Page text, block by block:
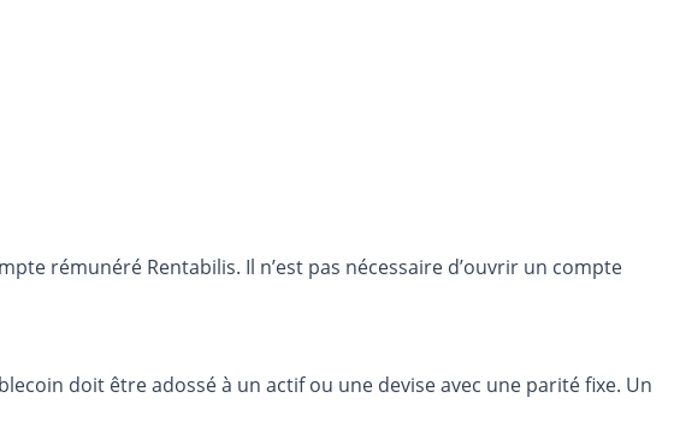
rémunéré Rentabilis. Il n’est pas nécessaire d’ouvrir un compte
doit être adossé à un actif ou une devise avec une parité fixe. Un